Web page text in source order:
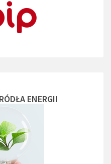
ENERGII